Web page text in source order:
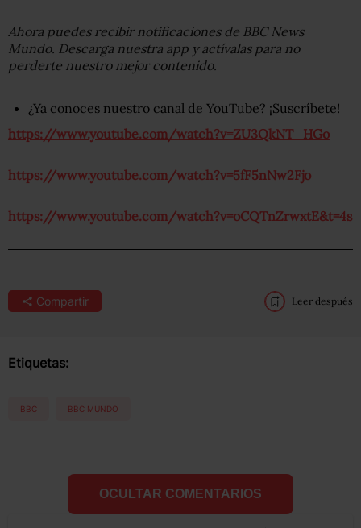
Ahora puedes recibir notificaciones de BBC News
Mundo. Descarga nuestra app y actívalas para no
perderte nuestro mejor contenido.
¿Ya conoces nuestro canal de YouTube? ¡Suscríbete!
https://www.youtube.com/watch?v=ZU3QkNT_HGo
https://www.youtube.com/watch?v=5fF5nNw2Fjo
https://www.youtube.com/watch?v=oCQTnZrwxtE&t=4s
Compartir Leer después
Etiquetas:
BBC BBC MUNDO
OCULTAR COMENTARIOS